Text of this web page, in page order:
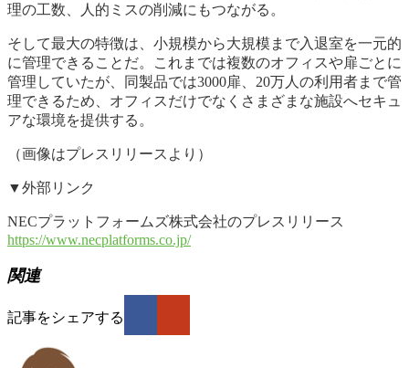
理の工数、人的ミスの削減にもつながる。
そして最大の特徴は、小規模から大規模まで入退室を一元的
に管理できることだ。これまでは複数のオフィスや扉ごとに
管理していたが、同製品では3000扉、20万人の利用者まで管
理できるため、オフィスだけでなくさまざまな施設へセキュ
アな環境を提供する。
（画像はプレスリリースより）
▼外部リンク
NECプラットフォームズ株式会社のプレスリリース
https://www.necplatforms.co.jp/
関連
記事をシェアする